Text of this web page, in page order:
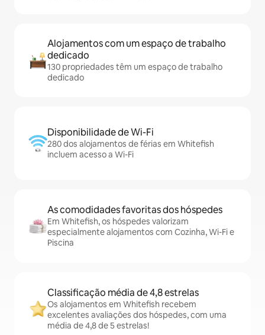
Alojamentos com um espaço de trabalho
dedicado
130 propriedades têm um espaço de trabalho
dedicado
Disponibilidade de Wi-Fi
280 dos alojamentos de férias em Whitefish
incluem acesso a Wi-Fi
As comodidades favoritas dos hóspedes
Em Whitefish, os hóspedes valorizam
especialmente alojamentos com Cozinha, Wi-Fi e
Piscina
Classificação média de 4,8 estrelas
Os alojamentos em Whitefish recebem
excelentes avaliações dos hóspedes, com uma
média de 4,8 de 5 estrelas!